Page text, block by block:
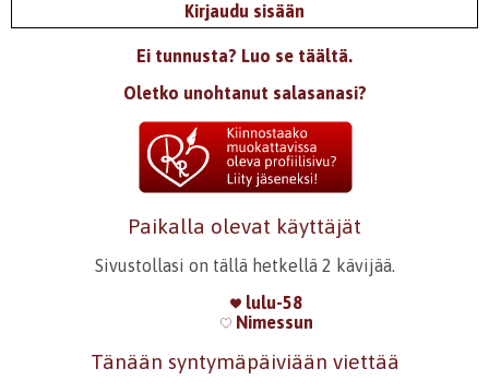
Kirjaudu sisään
Ei tunnusta? Luo se täältä.
Oletko unohtanut salasanasi?
Paikalla olevat käyttäjät
Sivustollasi on tällä hetkellä 2 kävijää.
lulu-58
Nimessun
Tänään syntymäpäiviään viettää